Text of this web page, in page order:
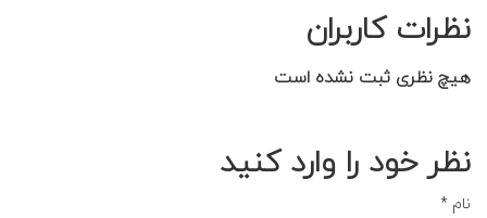
نظرات کاربران
هیچ نظری ثبت نشده است
نظر خود را وارد کنید
نام *